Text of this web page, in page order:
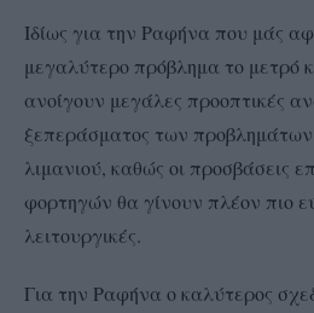
Ιδίως για την Ραφήνα που μάς
μεγαλύτερο πρόβλημα το μετρό
ανοίγουν μεγάλες προοπτικές
ξεπεράσματος των προβλημάτων
λιμανιού, καθώς οι προσβάσεις
φορτηγών θα γίνουν πλέον πιο
λειτουργικές.
Για την Ραφήνα ο καλύτερος